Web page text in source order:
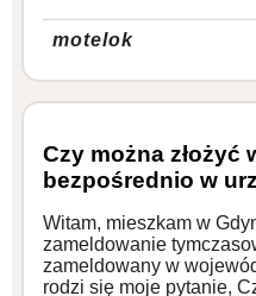
motelok
Czy można złożyć
bezpośrednio w
Witam, mieszkam w
zameldowanie
zameldowany w
rodzi się moje pytanie,